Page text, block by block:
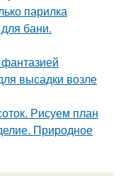
парилка
бани.
высадки возле
Рисуем план
Природное